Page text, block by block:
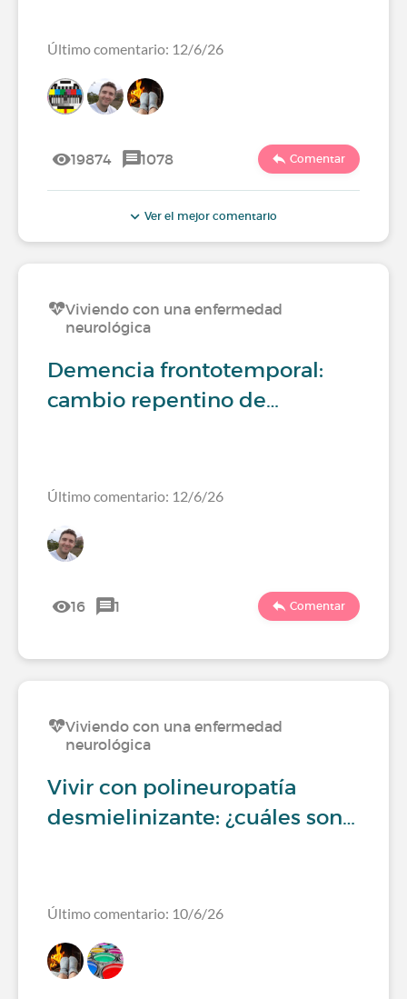
Último comentario: 12/6/26
19874 1078 Comentar
Ver el mejor comentario
Viviendo con una enfermedad
neurológica
Demencia frontotemporal:
cambio repentino de…
Último comentario: 12/6/26
16 1 Comentar
Viviendo con una enfermedad
neurológica
Vivir con polineuropatía
desmielinizante: ¿cuáles son…
Último comentario: 10/6/26